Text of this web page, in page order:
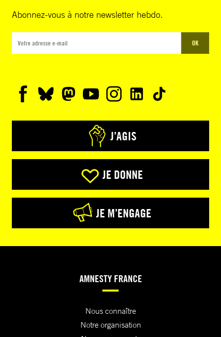
Abonnez-vous à notre newsletter hebdo.
OK
J’AGIS
JE DONNE
JE M’ENGAGE
AMNESTY FRANCE
Nous connaître
Notre organisation